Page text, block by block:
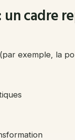
un cadre
exemple, la